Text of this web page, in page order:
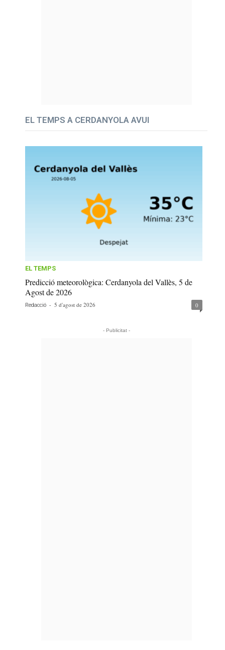
EL TEMPS A CERDANYOLA AVUI
EL TEMPS
Predicció meteorològica: Cerdanyola del Vallès, 5 de
Agost de 2026
Redacció - 5 d'agost de 2026 0
- Publicitat -